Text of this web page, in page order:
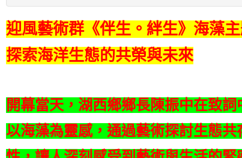
迎風藝術群《伴生。絆生》海藻
探索海洋生態的共榮與未來
開幕當天，湖西鄉鄉長陳振中在致
以海藻為靈感，通過藝術探討生態